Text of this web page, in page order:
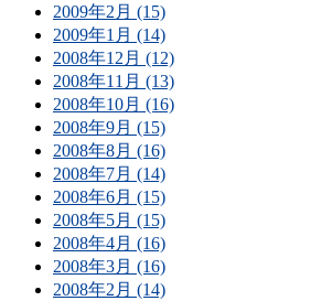
2009年2月 (15)
2009年1月 (14)
2008年12月 (12)
2008年11月 (13)
2008年10月 (16)
2008年9月 (15)
2008年8月 (16)
2008年7月 (14)
2008年6月 (15)
2008年5月 (15)
2008年4月 (16)
2008年3月 (16)
2008年2月 (14)